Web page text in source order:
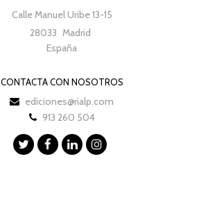
Calle Manuel Uribe 13-15
28033 Madrid
España
CONTACTA CON NOSOTROS
ediciones@rialp.com
913 260 504